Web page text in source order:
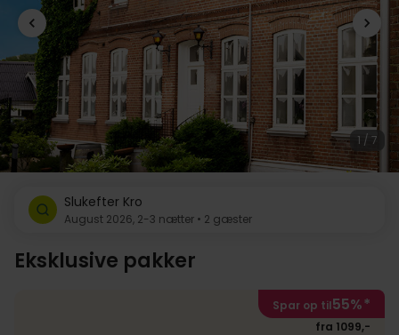
1 / 7
Slukefter Kro
August 2026, 2-3 nætter • 2 gæster
Eksklusive pakker
Spar op til55%*
fra 1099,-